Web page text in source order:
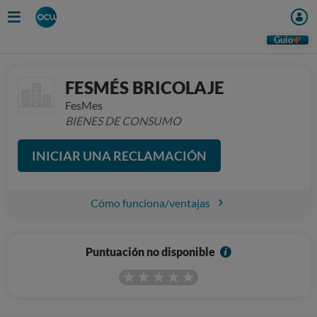
Guio
FESMÉS BRICOLAJE
FesMes
BIENES DE CONSUMO
INICIAR UNA RECLAMACIÓN
Cómo funciona/ventajas
Puntuación no disponible
I